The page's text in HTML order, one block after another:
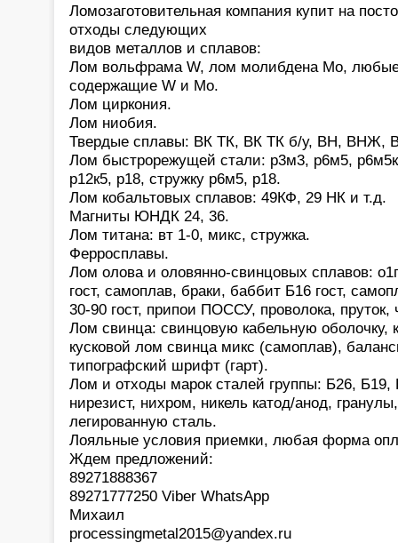
Ломозаготовительная компания купит на
отходы следующих
видов металлов и сплавов:
Лом вольфрама W, лом молибдена Mo,
содержащие W и Mo.
Лом циркония.
Лом ниобия.
Твердые сплавы: ВК ТК, ВК ТК б/у, ВН,
Лом быстрорежущей стали: р3м3, р6м5,
р12к5, р18, стружку р6м5, р18.
Лом кобальтовых сплавов: 49КФ, 29 НК и т.д.
Магниты ЮНДК 24, 36.
Лом титана: вт 1-0, микс, стружка.
Ферросплавы.
Лом олова и оловянно-свинцовых сплавов:
гост, самоплав, браки, баббит Б16 гост,
30-90 гост, припои ПОССУ, проволока,
Лом свинца: свинцовую кабельную оболочку,
кусковой лом свинца микс (самоплав),
типографский шрифт (гарт).
Лом и отходы марок сталей группы: Б26,
нирезист, нихром, никель катод/анод,
легированную сталь.
Лояльные условия приемки, любая форма
Ждем предложений:
89271888367
89271777250 Viber WhatsApp
Михаил
processingmetal2015@yandex.ru